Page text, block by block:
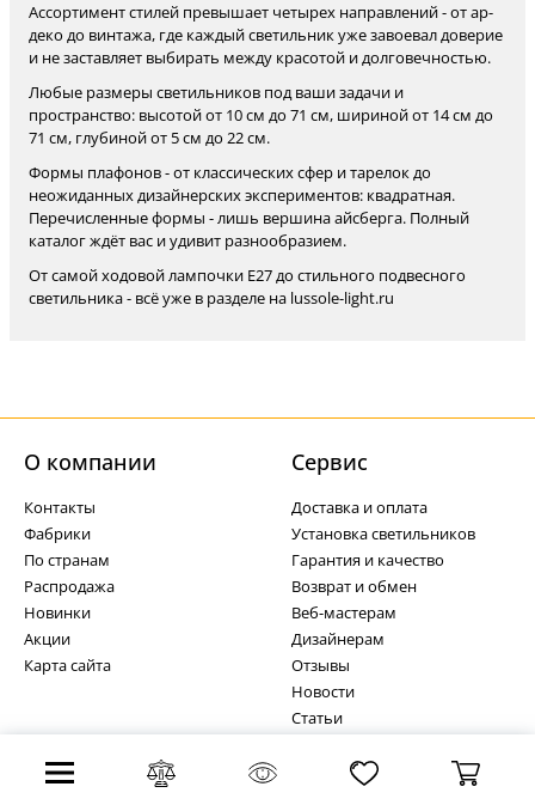
Ассортимент стилей превышает четырех направлений - от ар-
деко до винтажа, где каждый светильник уже завоевал доверие
и не заставляет выбирать между красотой и долговечностью.
Любые размеры светильников под ваши задачи и
пространство: высотой от 10 см до 71 см, шириной от 14 см до
71 см, глубиной от 5 см до 22 см.
Формы плафонов - от классических сфер и тарелок до
неожиданных дизайнерских экспериментов: квадратная.
Перечисленные формы - лишь вершина айсберга. Полный
каталог ждёт вас и удивит разнообразием.
От самой ходовой лампочки Е27 до стильного подвесного
светильника - всё уже в разделе на lussole-light.ru
Бесплатная доставка
О компании
Контакты
Фабрики
По странам
Распродажа
Новинки
Акции
Карта сайта
Cервис
Доставка и оплата
Установка светильников
Гарантия и качество
Возврат и обмен
Веб-мастерам
Дизайнерам
Отзывы
Новости
Статьи